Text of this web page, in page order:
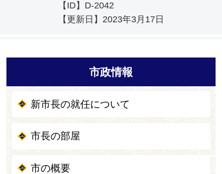
【ID】 D-2042
【更新日】 2023年3月17日
市政情報
新市長の就任について
市長の部屋
市の概要